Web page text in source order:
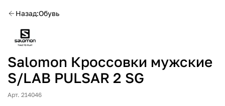
Назад Обувь
Salomon Кроссовки мужские
S/LAB PULSAR 2 SG
Арт. 214046